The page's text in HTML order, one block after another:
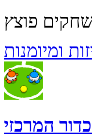
ומיומנות
המרכזי